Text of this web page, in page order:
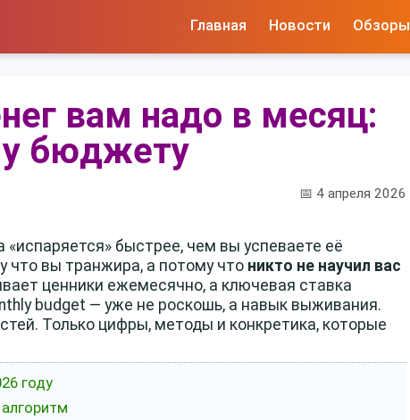
Главная Новости Обзоры
вам надо в месяц:
бюджету
📅 4 апреля 2026
быстрее, чем вы успеваете её
что вы транжира, а потому что никто не научил вас
ценники ежемесячно, а ключевая ставка
budget — уже не роскошь, а навык выживания.
Только цифры, методы и конкретика, которые
году